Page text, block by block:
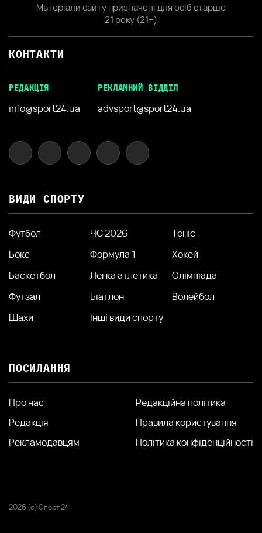
Матеріали сайту призначені для осіб старше
21 року (21+)
КОНТАКТИ
РЕДАКЦІЯ
info@sport24.ua
РЕКЛАМНИЙ ВІДДІЛ
advsport@sport24.ua
ВИДИ СПОРТУ
Футбол ЧС 2026
Теніс
Бокс
Формула 1
Хокей
Баскетбол
Легка атлетика
Олімпіада
Футзал
Біатлон
Волейбол
Шахи
Інші види спорту
ПОСИЛАННЯ
Про нас
Редакція
Рекламодавцям
Редакційна політика
Правила користування
Політика конфіденційності
2026 (с) Спорт 24